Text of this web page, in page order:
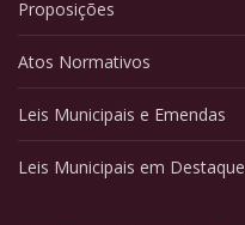
Proposições
Atos Normativos
Leis Municipais e Emendas
Leis Municipais em Destaque